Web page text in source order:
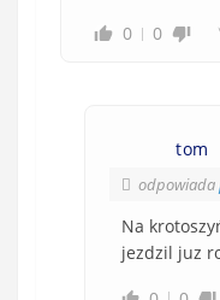
0 0
tom
odpowiada
Na
jezdzil juz